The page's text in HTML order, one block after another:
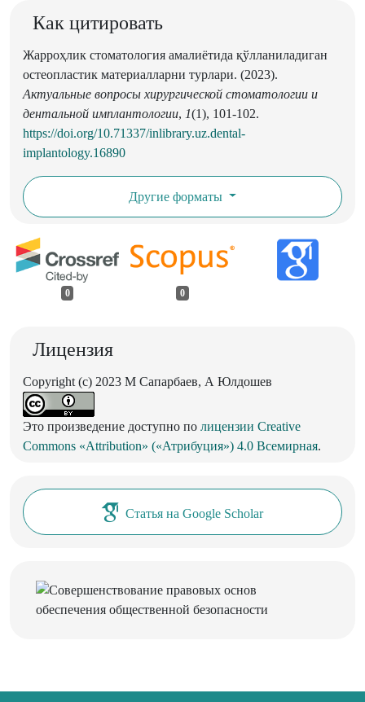
Как цитировать
Жарроҳлик стоматология амалиётида қўлланиладиган
остеопластик материалларни турлари. (2023).
Актуальные вопросы хирургической стоматологии и
дентальной имплантологии, 1(1), 101-102.
https://doi.org/10.71337/inlibrary.uz.dental-
implantology.16890
Другие форматы
0 0
Лицензия
Copyright (c) 2023 M Сапарбаев, А Юлдошев
Это произведение доступно по лицензии Creative
Commons «Attribution» («Атрибуция») 4.0 Всемирная.
Статья на Google Scholar